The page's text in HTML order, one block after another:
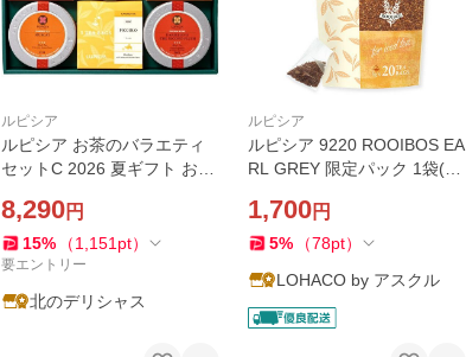
ルピシア
ルピシア お茶のバラエティ
セットC 2026 夏ギフト お中
舞い ギフト 贈り物 お祝い お
礼 内祝い プレゼント お取り
寄せ
8,290円
15% （1,151 pt）
要エントリー
北のデリシャス
ルピシア
ルピシア 9220 ROOIBOS EA
RL GREY 限定パック 1袋(20
1,700円
5% （78pt）
LOHACO by アスクル